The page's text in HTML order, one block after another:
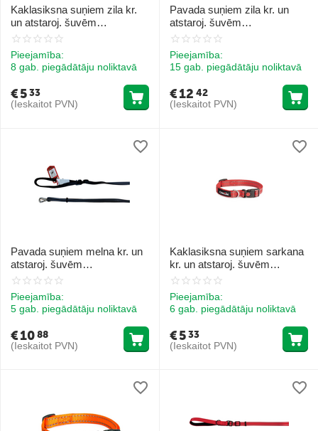
Kaklasiksna suņiem zila kr.
un atstaroj. šuvēm
25mmx42/65cm
Pieejamība:
8 gab. piegādātāju noliktavā
€533
(Ieskaitot PVN)
Pavada suņiem zila kr. un
atstaroj. šuvēm
20x1200/2000mm
Pieejamība:
15 gab. piegādātāju noliktavā
€12 42
(Ieskaitot PVN)
Pavada suņiem melna kr. un
atstaroj. šuvēm
15x1200/2000mm
Pieejamība:
5 gab. piegādātāju noliktavā
€1088
(Ieskaitot PVN)
Kaklasiksna suņiem sarkana
kr. un atstaroj. šuvēm
25mmx42/68cm
Pieejamība:
6 gab. piegādātāju noliktavā
€533
(Ieskaitot PVN)